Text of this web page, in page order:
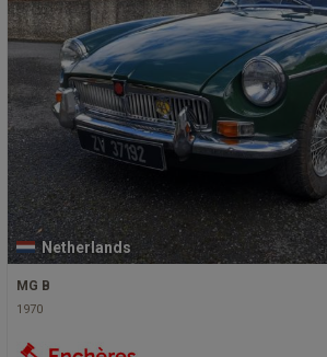
Netherlands
MG B
1970